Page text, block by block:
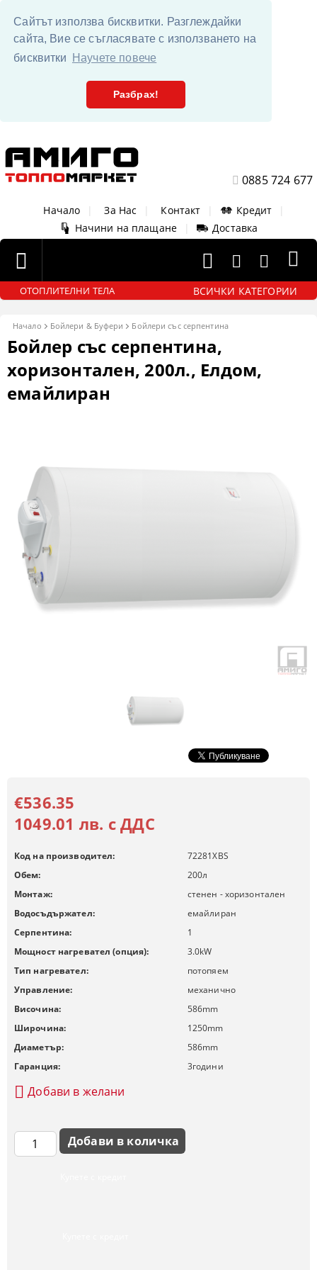
Сайтът използва бисквитки. Разглеждайки
сайта, Вие се съгласявате с използването на
бисквитки
Научете повече
Разбрах!
0885 724 677
Начало За Нас Контакт Кредит
Начини на плащане
Доставка
ОТОПЛИТЕЛНИ ТЕЛА ВСИЧКИ КАТЕГОРИИ
Начало Бойлери & Буфери Бойлери със серпентина
Бойлер със серпентина,
хоризонтален, 200л., Елдом,
емайлиран
€536.35
1049.01 лв. с ДДС
Код на производител:
72281XBS
Обем:
200л
Монтаж:
стенен - хоризонтален
Водосъдържател:
емайлиран
Серпентина:
1
Мощност нагревател (опция):
3.0kW
Тип нагревател:
потопяем
Управление:
механично
Височина:
586mm
Широчина:
1250mm
Диаметър:
586mm
Гаранция:
3години
Добави в желани